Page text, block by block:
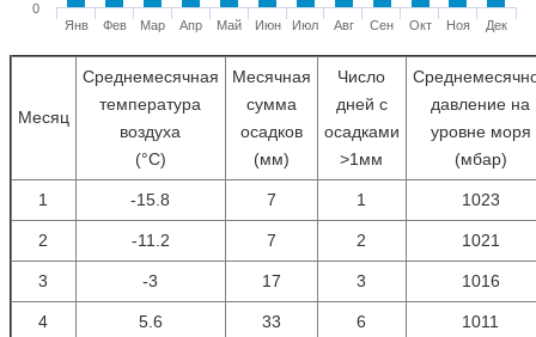
Янв Фев Мар Апр Май Июн Июл Авг Сен Окт Ноя Дек
0
Месяц
Среднемесячная
температура
воздуха
(°С)
Месячная
сумма
осадков
(мм)
Число
дней с
осадками
>1мм
давление на
уровне моря
(мбар)
1 -15.8 7 1 1023
2 -11.2 7 2 1021
3 -3 17 3 1016
4 5.6 33 6 1011